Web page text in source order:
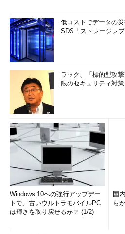
低コストでデータの
SDS「ストレージレ
ラック、「標的型攻
限のセキュリティ対
Windows 10への強行アップデー
トで、古いウルトラモバイルPC
は輝きを取り戻せるか？ (1/2)
国
ら